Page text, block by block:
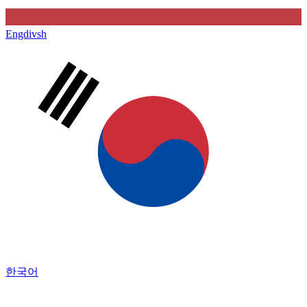
Engdivsh
한국어